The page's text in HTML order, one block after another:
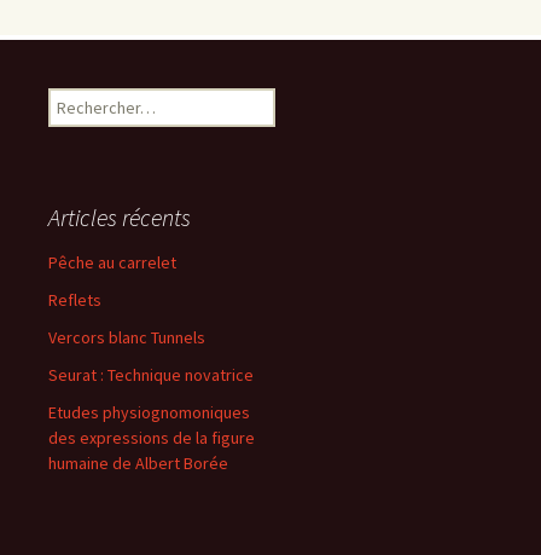
Rechercher :
Articles récents
Pêche au carrelet
Reflets
Vercors blanc Tunnels
Seurat : Technique novatrice
Etudes physiognomoniques
des expressions de la figure
humaine de Albert Borée